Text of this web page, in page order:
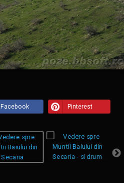
Facebook Pinterest